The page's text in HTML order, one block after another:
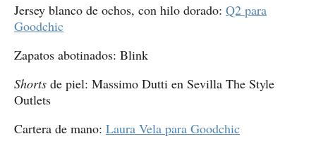
Jersey blanco de ochos, con hilo dorado: Q2 para
Goodchic
Zapatos abotinados: Blink
Shorts de piel: Massimo Dutti en Sevilla The Style
Outlets
Cartera de mano: Laura Vela para Goodchic